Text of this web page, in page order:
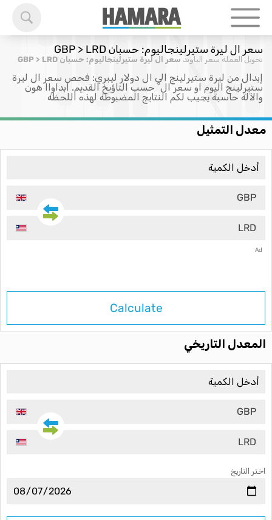
سعر ال ليرة ستيرلينجاليوم: حسبان GBP > LRD
تحويل العملة سعر الباوند سعر ال ليرة ستيرلينجاليوم: حسبان GBP > LRD
إبدال من ليرة ستيرلينج الى ال دولار ليبري: فحص سعر ال ليرة
ستيرلينج اليوم او سعر ال ْ حسب التاؤيخ القديم. ابداواا هون
والآلة حاسبة يجيب لكم النتايج المضبوطة لهذه اللحظة
معدل التمثيل
GBP
LRD
Ad
Calculate
المعدل التاريخي
GBP
LRD
اختر التاريخ